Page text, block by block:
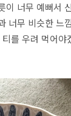
이 너무 예뻐서
너무 비슷한 느
를 우려 먹어야